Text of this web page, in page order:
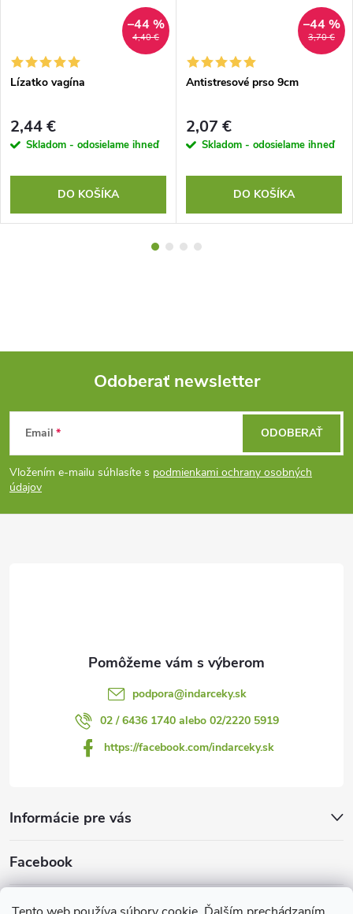
4,40 €
–44 %
Lízatko vagína
2,44 €
Skladom - odosielame ihneď
DO KOŠÍKA
3,70 €
–44 %
Antistresové prso 9cm
2,07 €
Skladom - odosielame ihneď
DO KOŠÍKA
Z
á
p
Odoberať newsletter
Email
Vložením e-mailu súhlasíte s podmienkami ochrany osobných
údajov
ODOBERAŤ
podpora@indarceky.sk
02 / 6436 1740 alebo 02/2220 5919
https://facebook.com/indarceky.sk
Informácie pre vás
Facebook
Prijímame online platby